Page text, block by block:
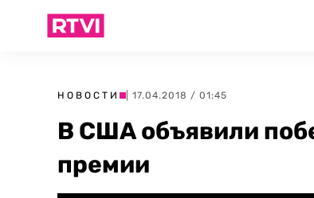
НОВОСТИ | 17.04.2018 / 01:45
В США объявили
премии